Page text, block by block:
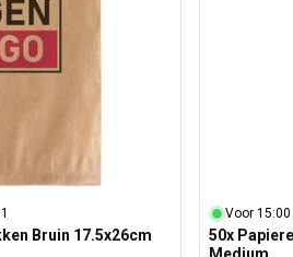
Bruin 17.5x26cm
Voor
50x
Medium